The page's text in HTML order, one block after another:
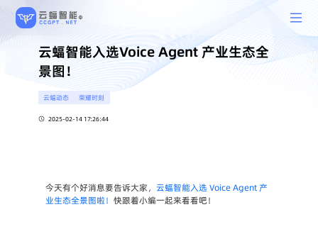
云蝠智能入选Voice Agent 产业生态全
景图！
云蝠动态 荣耀时刻
2025-02-14 17:26:44
今天有个好消息要告诉大家， 云蝠智能入选 Voice Agent 产
业生态全景图啦！ 快跟着小编一起来看看吧！